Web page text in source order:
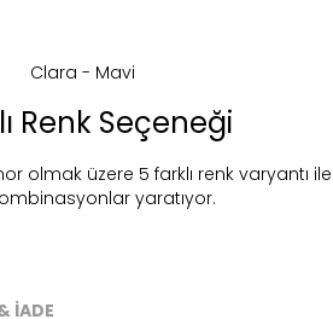
Renk Seçeneği
olmak üzere 5 farklı renk varyantı
yaratıyor.
İADE